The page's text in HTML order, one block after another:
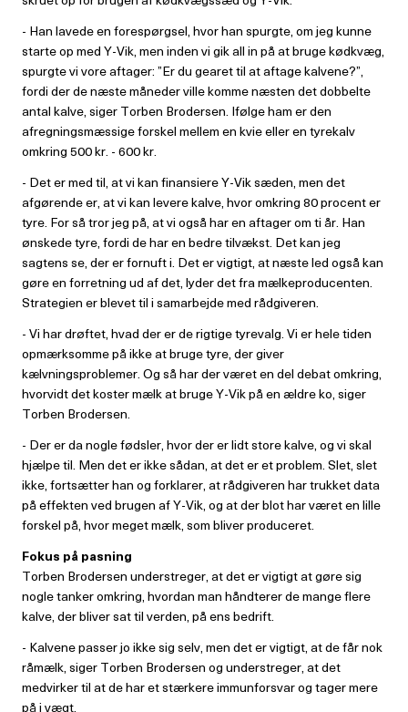
- Han lavede en forespørgsel, hvor han spurgte, om jeg kunne
starte op med Y-Vik, men inden vi gik all in på at bruge kødkvæg,
spurgte vi vore aftager: ”Er du gearet til at aftage kalvene?”,
fordi der de næste måneder ville komme næsten det dobbelte
antal kalve, siger Torben Brodersen. Ifølge ham er den
afregningsmæssige forskel mellem en kvie eller en tyrekalv
omkring 500 kr. - 600 kr.
- Det er med til, at vi kan finansiere Y-Vik sæden, men det
afgørende er, at vi kan levere kalve, hvor omkring 80 procent er
tyre. For så tror jeg på, at vi også har en aftager om ti år. Han
ønskede tyre, fordi de har en bedre tilvækst. Det kan jeg
sagtens se, der er fornuft i. Det er vigtigt, at næste led også kan
gøre en forretning ud af det, lyder det fra mælkeproducenten.
Strategien er blevet til i samarbejde med rådgiveren.
- Vi har drøftet, hvad der er de rigtige tyrevalg. Vi er hele tiden
opmærksomme på ikke at bruge tyre, der giver
kælvningsproblemer. Og så har der været en del debat omkring,
hvorvidt det koster mælk at bruge Y-Vik på en ældre ko, siger
Torben Brodersen.
- Der er da nogle fødsler, hvor der er lidt store kalve, og vi skal
hjælpe til. Men det er ikke sådan, at det er et problem. Slet, slet
ikke, fortsætter han og forklarer, at rådgiveren har trukket data
på effekten ved brugen af Y-Vik, og at der blot har været en lille
forskel på, hvor meget mælk, som bliver produceret.
Fokus på pasning
Torben Brodersen understreger, at det er vigtigt at gøre sig
nogle tanker omkring, hvordan man håndterer de mange flere
kalve, der bliver sat til verden, på ens bedrift.
- Kalvene passer jo ikke sig selv, men det er vigtigt, at de får nok
råmælk, siger Torben Brodersen og understreger, at det
medvirker til at de har et stærkere immunforsvar og tager mere
på i vægt.